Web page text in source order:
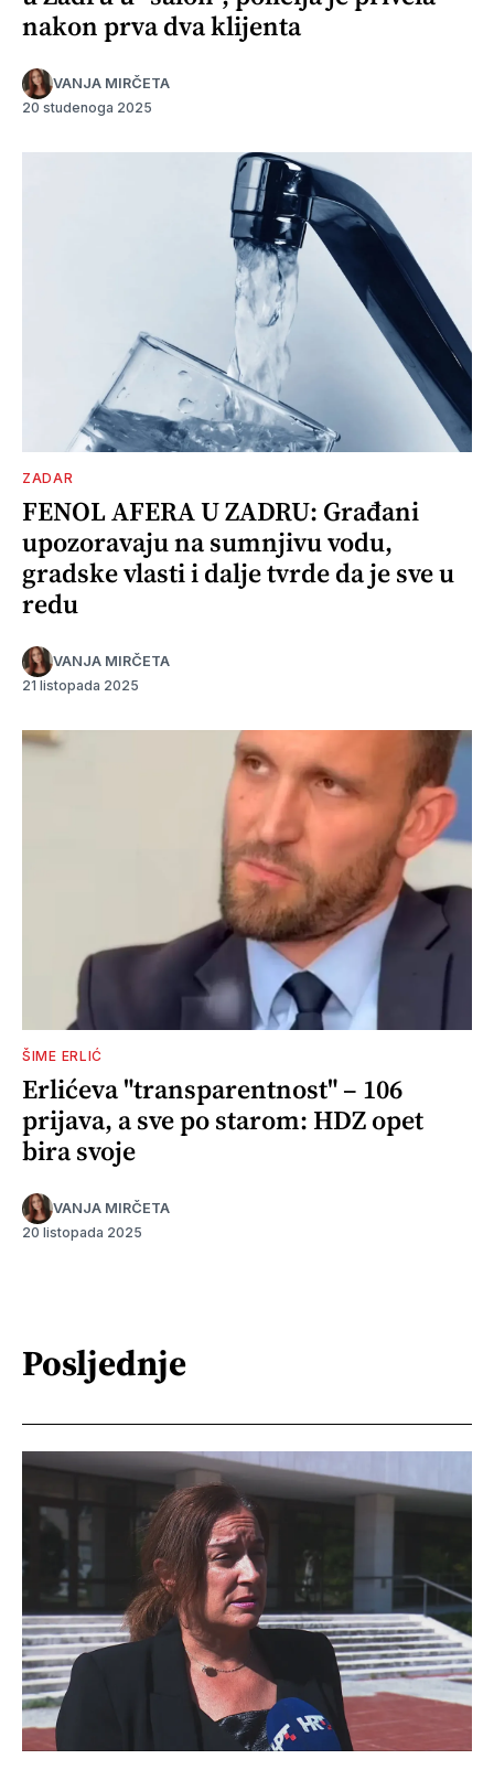
nakon prva dva klijenta
VANJA MIRČETA
20 studenoga 2025
ZADAR
FENOL AFERA U ZADRU: Građani
upozoravaju na sumnjivu vodu,
gradske vlasti i dalje tvrde da je sve u
redu
VANJA MIRČETA
21 listopada 2025
ŠIME ERLIĆ
Erlićeva "transparentnost" – 106
prijava, a sve po starom: HDZ opet
bira svoje
VANJA MIRČETA
20 listopada 2025
Posljednje